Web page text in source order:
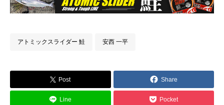
アトミックスライダー 鮭 安西 一平
Post Share
Line Pocket